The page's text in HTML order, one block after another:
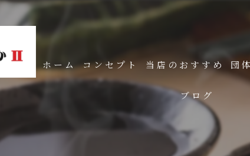
ホーム コンセプト 当店のおすすめ 団
ブログ